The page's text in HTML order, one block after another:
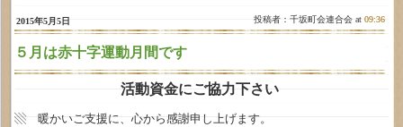
2015年5月5日 投稿者：千坂町会連合会 at09:36
５月は赤十字運動月間です
活動資金にご協力下さい
▧ 暖かいご支援に、心から感謝申し上げます。